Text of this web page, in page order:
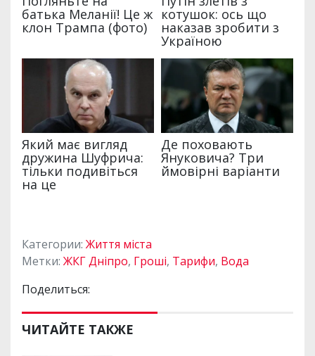
Категории: Життя міста
Метки: ЖКГ Дніпро, Гроші, Тарифи, Вода
Поделиться:
ЧИТАЙТЕ ТАКЖЕ